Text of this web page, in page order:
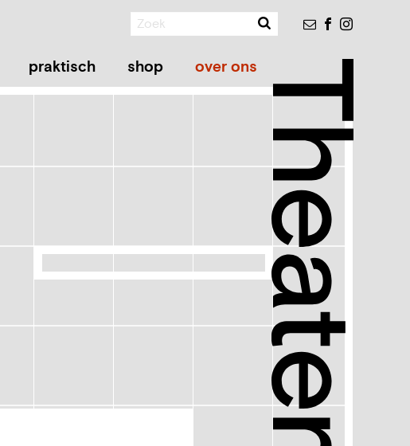
Nieuwsbrief
Facebook
Instagram
Zoeken
Theater
praktisch shop over ons